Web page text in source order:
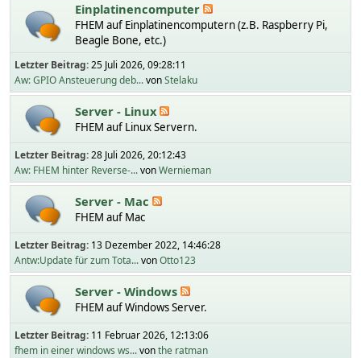
Einplatinencomputer
FHEM auf Einplatinencomputern (z.B. Raspberry Pi,
Beagle Bone, etc.)
Letzter Beitrag:25 Juli 2026, 09:28:11
Aw: GPIO Ansteuerung deb...vonStelaku
Server - Linux
FHEM auf Linux Servern.
Letzter Beitrag:28 Juli 2026, 20:12:43
Aw: FHEM hinter Reverse-...vonWernieman
Server - Mac
FHEM auf Mac
Letzter Beitrag: 13 Dezember 2022, 14:46:28
Antw:Update für zum Tota...vonOtto123
Server - Windows
FHEM auf Windows Server.
Letzter Beitrag: 11 Februar 2026, 12:13:06
fhem in einer windows ws...vonthe ratman